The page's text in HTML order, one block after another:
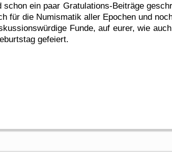
ein paar Gratulations-Beiträge
für die Numismatik aller Epochen und
Funde, auf eurer, wie
gefeiert.